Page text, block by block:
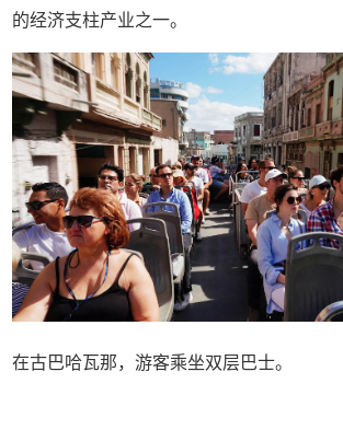
的经济支柱产业之一。
在古巴哈瓦那，游客乘坐双层巴士。